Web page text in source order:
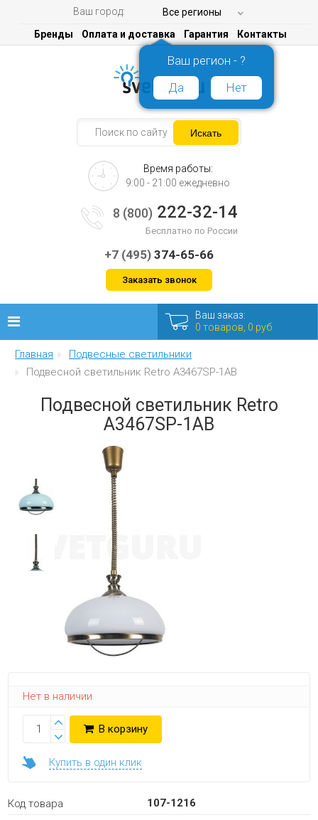
Ваш город: Все регионы
Ваш регион - ?
Да
Нет
Бренды Оплата и доставка Гарантия Контакты
Время работы:
9:00 - 21:00 ежедневно
8 (800) 222-32-14
Бесплатно по России
+7 (495) 374-65-66
Заказать звонок
Люстры
Интерьерные
Распродажа
Еще
Мебель
Ваш заказ:
0 товаров, 0 руб
Главная
Подвесные светильники
Подвесной светильник Retro A3467SP-1AB
Подвесной светильник Retro
A3467SP-1AB
Нет в наличии
В корзину
Купить в один клик
Код товара
107-1216